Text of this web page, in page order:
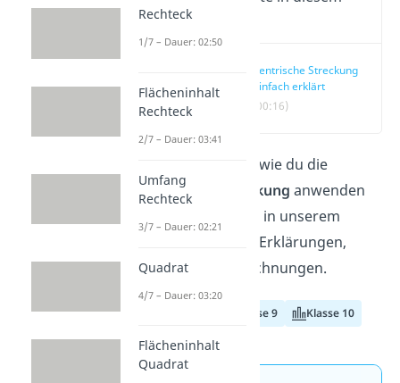
Video
Zentrische Streckung
einfach erklärt
(00:16)
, wie du die
zentrische Streckung anwenden
kannst? Hier und in unserem
findest du Erklärungen,
Beispiele und Rechnungen.
Klasse 9 Klasse 10
Rechteck
1/7 – Dauer: 02:50
Flächeninhalt
Rechteck
2/7 – Dauer: 03:41
Umfang
Rechteck
3/7 – Dauer: 02:21
Quadrat
4/7 – Dauer: 03:20
Flächeninhalt
Quadrat